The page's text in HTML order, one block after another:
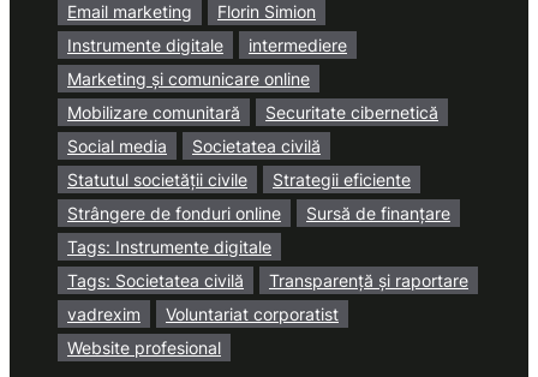
Email marketing
Florin Simion
Instrumente digitale
intermediere
Marketing și comunicare online
Mobilizare comunitară
Securitate cibernetică
Social media
Societatea civilă
Statutul societății civile
Strategii eficiente
Strângere de fonduri online
Sursă de finanțare
Tags: Instrumente digitale
Tags: Societatea civilă
Transparență și raportare
vadrexim
Voluntariat corporatist
Website profesional